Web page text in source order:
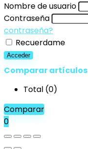
Nombre de usuario
Contraseña
contraseña?
Recuerdame
Acceder
Comparar artículos
Total (0)
Comparar
0